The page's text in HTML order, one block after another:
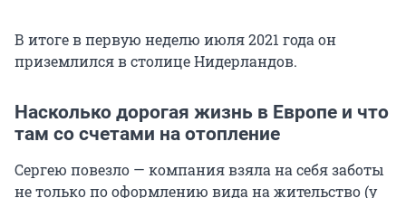
В итоге в первую неделю июля 2021 года он
приземлился в столице Нидерландов.
Насколько дорогая жизнь в Европе и что
там со счетами на отопление
Сергею повезло — компания взяла на себя заботы
не только по оформлению вида на жительство (у